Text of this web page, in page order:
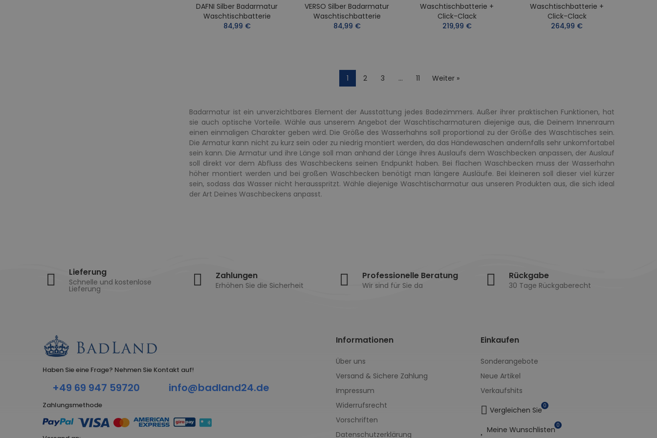
DAFNI Silber Badarmatur
Waschtischbatterie
84,99 €
VERSO Silber Badarmatur
Waschtischbatterie
84,99 €
Waschtischbatterie +
Click-Clack
219,99 €
Waschtischbatterie +
Click-Clack
264,99 €
1 2 3 … 11 Weiter »
Badarmatur ist ein unverzichtbares Element der Ausstattung jedes Badezimmers. Außer ihrer praktischen Funktionen, hat
sie auch optische Vorteile. Wähle aus unserem Angebot der Waschtischarmaturen diejenige aus, die Deinem Innenraum
einen einmaligen Charakter geben wird. Die Größe des Wasserhahns soll proportional zu der Größe des Waschtisches sein.
Die Armatur kann nicht zu kurz sein oder zu niedrig montiert werden, da das Händewaschen andernfalls sehr unkomfortabel
sein kann. Die Armatur und ihre Länge soll man anhand der Länge ihres Auslaufs dem Waschbecken anpassen, der Auslauf
soll direkt vor dem Abfluss des Waschbeckens seinen Endpunkt haben. Bei flachen Waschbecken muss der Wasserhahn
höher montiert werden und bei großen Waschbecken benötigt man längere Ausläufe. Bei kleineren soll dieser viel kürzer
sein, sodass das Wasser nicht herausspritzt. Wähle diejenige Waschtischarmatur aus unseren Produkten aus, die sich ideal
der Art Deines Waschbeckens anpasst.
Lieferung
Schnelle und kostenlose
Lieferung
Zahlungen
Erhöhen Sie die Sicherheit
Professionelle Beratung
Wir sind für Sie da
Rückgabe
30 Tage Rückgaberecht
Haben Sie eine Frage? Nehmen Sie Kontakt auf!
+49 69 947 59720 info@badland24.de
Zahlungsmethode
Informationen
Über uns
Versand & Sichere Zahlung
Impressum
Widerrufsrecht
Vorschriften
Datenschutzerklärung
Einkaufen
Sonderangebote
Neue Artikel
Verkaufshits
Vergleichen Sie 0
Meine Wunschlisten 0